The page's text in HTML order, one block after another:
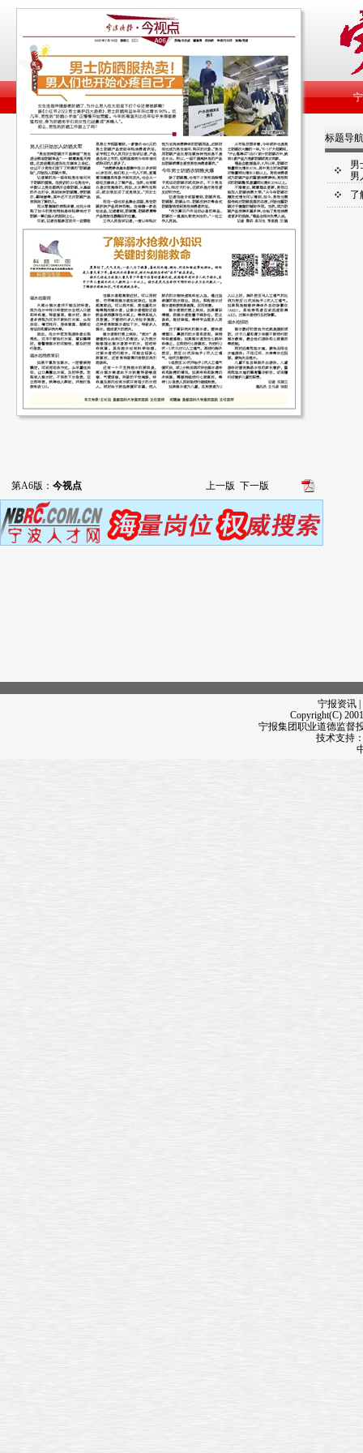
第A6版： 今视点 上一版 下一版
标题导航
男
男
了
宁报资讯
Copyright(C)
宁报集团职业道德监督
技术支持